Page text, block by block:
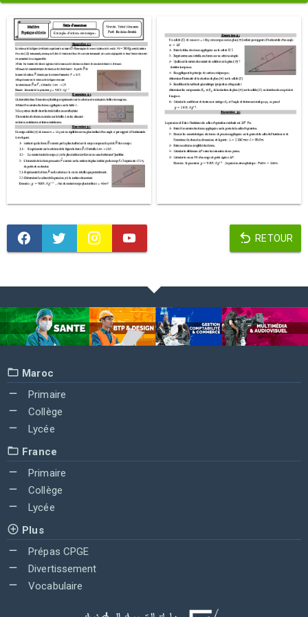
RETOUR
Maroc
Primaire
Collège
Lycée
France
Primaire
Collège
Lycée
Plus
Prépas CPGE
Divertissement
Vocabulaire